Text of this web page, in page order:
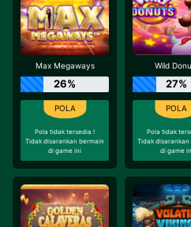
Max Megaways
26%
Pola tidak tersedia !
Tidak disarankan bermain
di game ini
Wild
27%
Pola tidak
Tidak disarankan
di game